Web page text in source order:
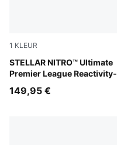
1 KLEUR
STELLAR NITRO™ Ultimate
Premier League Reactivity-
PUMA White-multicolor
149,95 €